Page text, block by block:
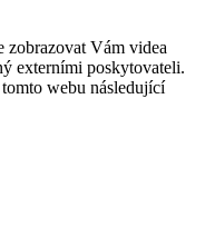
zobrazovat Vám videa
externími poskytovateli.
webu následující